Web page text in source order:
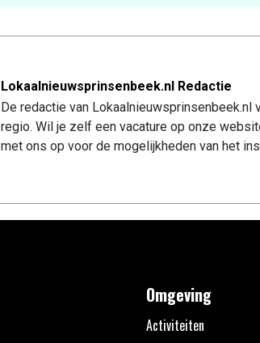
Lokaalnieuwsprinsenbeek.nl Redactie
De redactie van Lokaalnieuwsprinsenbeek.nl
regio. Wil je zelf een vacature op onze
met ons op voor de mogelijkheden van het
Omgeving
Activiteiten